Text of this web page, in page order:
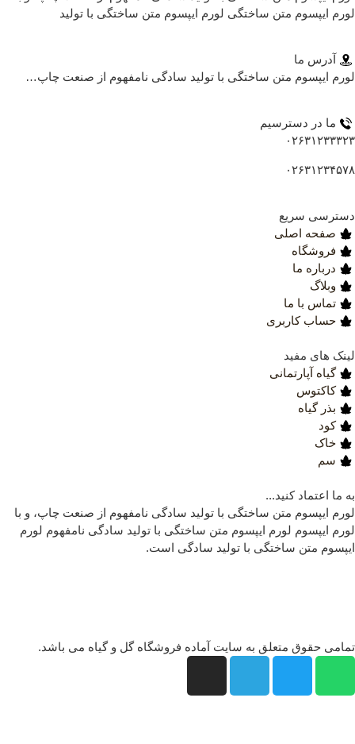
ایپسوم متن ساختگی لورم ایپسوم متن ساختگی با تولید
آدرس ما
ایپسوم متن ساختگی با تولید سادگی نامفهوم از صنعت چاپ…
ما در دسترسیم
سریع
صفحه اصلی
فروشگاه
درباره ما
وبلاگ
تماس با ما
حساب کاربری
های مفید
گیاه آپارتمانی
کاکتوس
بذر گیاه
کود
خاک
سم
ما اعتماد کنید...
ایپسوم متن ساختگی با تولید سادگی نامفهوم از صنعت چاپ، و با
ایپسوم لورم ایپسوم متن ساختگی با تولید سادگی نامفهوم لورم
متن ساختگی با تولید سادگی است.
حقوق متعلق به سایت آماده فروشگاه گل و گیاه می باشد.